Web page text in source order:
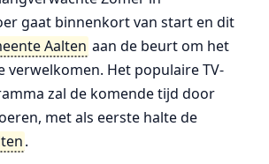
gaat binnenkort van start en dit
Aalten aan de beurt om het
verwelkomen. Het populaire TV-
zal de komende tijd door
met als eerste halte de
.